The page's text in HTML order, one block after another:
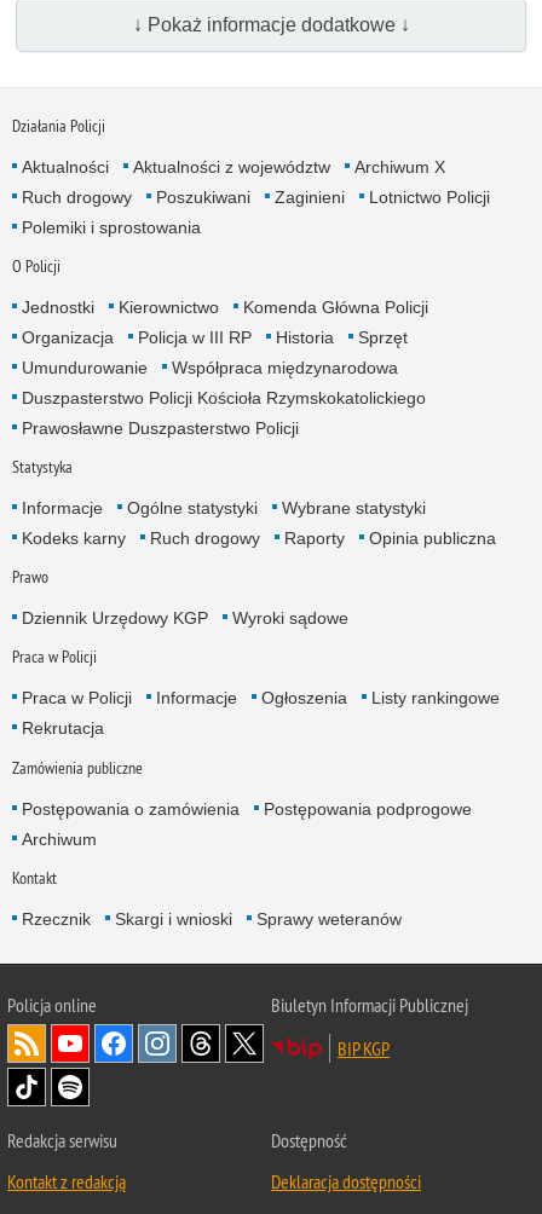
↓ Pokaż informacje dodatkowe ↓
Działania Policji
Aktualności Aktualności z województw
Archiwum X
Ruch drogowy
Poszukiwani Zaginieni
Lotnictwo Policji
Polemiki i sprostowania
O Policji
Jednostki Kierownictwo
Komenda Główna Policji
Organizacja
Policja w III RP Historia
Sprzęt
Umundurowanie
Współpraca międzynarodowa
Duszpasterstwo Policji Kościoła Rzymskokatolickiego
Prawosławne Duszpasterstwo Policji
Statystyka
Informacje Ogólne statystyki
Wybrane statystyki
Kodeks karny
Ruch drogowy Raporty Opinia publiczna
Prawo
Dziennik Urzędowy KGP Wyroki sądowe
Praca w Policji
Praca w Policji Informacje Ogłoszenia
Listy rankingowe
Rekrutacja
Zamówienia publiczne
Postępowania o zamówienia
Postępowania podprogowe
Archiwum
Kontakt
Rzecznik Skargi i wnioski Sprawy weteranów
Policjaonline
Biuletyn Informacji Publicznej
BIP KGP
Redakcja serwisu
Kontakt z redakcją
Dostępność
Deklaracja dostępności